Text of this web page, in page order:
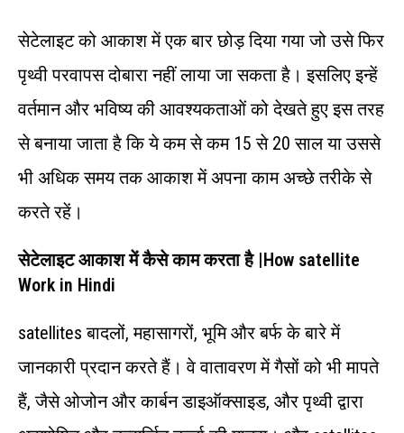
सेटेलाइट को आकाश में एक बार छोड़ दिया गया जो उसे फिर
पृथ्‍वी परवापस दोबारा नहीं लाया जा सकता है। इसलिए इन्हें
वर्तमान और भविष्य की आवश्यकताओं को देखते हुए इस तरह
से बनाया जाता है कि ये कम से कम 15 से 20 साल या उससे
भी अधिक समय तक आकाश में अपना काम अच्‍छे तरीके से
करते रहें।
सेटेलाइट आकाश में कैसे काम करता है |How satellite
Work in Hindi
satellites बादलों, महासागरों, भूमि और बर्फ के बारे में
जानकारी प्रदान करते हैं। वे वातावरण में गैसों को भी मापते
हैं, जैसे ओजोन और कार्बन डाइऑक्साइड, और पृथ्वी द्वारा